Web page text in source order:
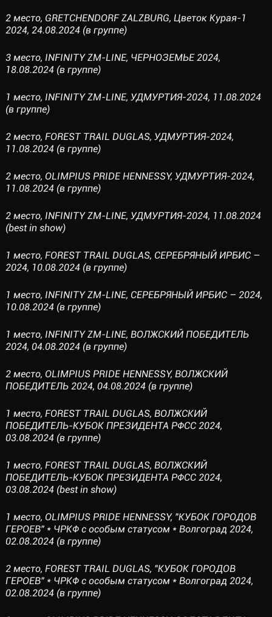
2 место, GRETCHENDORF ZALZBURG, Цветок Курая-1
2024, 24.08.2024 (в группе)
3 место, INFINITY ZM-LINE, ЧЕРНОЗЕМЬЕ 2024,
18.08.2024 (в группе)
1 место, INFINITY ZM-LINE, УДМУРТИЯ-2024, 11.08.2024
(в группе)
2 место, FOREST TRAIL DUGLAS, УДМУРТИЯ-2024,
11.08.2024 (в группе)
2 место, OLIMPIUS PRIDE HENNESSY, УДМУРТИЯ-2024,
11.08.2024 (в группе)
2 место, INFINITY ZM-LINE, УДМУРТИЯ-2024, 11.08.2024
(best in show)
1 место, FOREST TRAIL DUGLAS, СЕРЕБРЯНЫЙ ИРБИС –
2024, 10.08.2024 (в группе)
1 место, INFINITY ZM-LINE, СЕРЕБРЯНЫЙ ИРБИС – 2024,
10.08.2024 (в группе)
1 место, INFINITY ZM-LINE, ВОЛЖСКИЙ ПОБЕДИТЕЛЬ
2024, 04.08.2024 (в группе)
2 место, OLIMPIUS PRIDE HENNESSY, ВОЛЖСКИЙ
ПОБЕДИТЕЛЬ 2024, 04.08.2024 (в группе)
1 место, FOREST TRAIL DUGLAS, ВОЛЖСКИЙ
ПОБЕДИТЕЛЬ-КУБОК ПРЕЗИДЕНТА РФСС 2024,
03.08.2024 (в группе)
1 место, FOREST TRAIL DUGLAS, ВОЛЖСКИЙ
ПОБЕДИТЕЛЬ-КУБОК ПРЕЗИДЕНТА РФСС 2024,
03.08.2024 (best in show)
1 место, OLIMPIUS PRIDE HENNESSY, "КУБОК ГОРОДОВ
ГЕРОЕВ" * ЧРКФ с особым статусом * Волгоград 2024,
02.08.2024 (в группе)
2 место, FOREST TRAIL DUGLAS, "КУБОК ГОРОДОВ
ГЕРОЕВ" * ЧРКФ с особым статусом * Волгоград 2024,
02.08.2024 (в группе)